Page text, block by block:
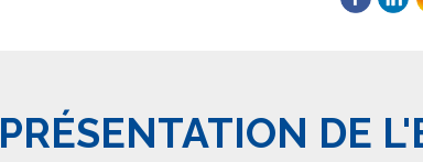
PRÉSENTATION DE